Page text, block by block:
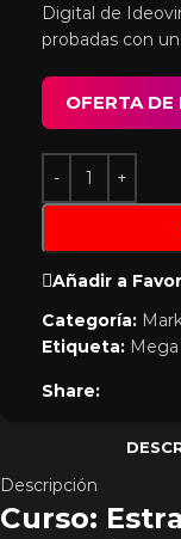
Digital de
probadas con
OFERTA
Añadir a
Categoría:
Etiqueta:
Share:
Descripción
Curso: